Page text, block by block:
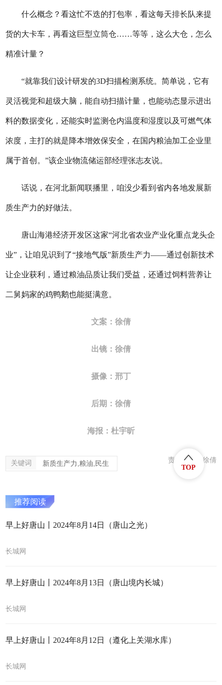
什么概念？看这忙不迭的打包率，看这每天排长队来提
货的大卡车，再看这巨型立筒仓……等等，这么大仓，怎么
精准计量？
“就靠我们设计研发的3D扫描检测系统。简单说，它有
灵活视觉和超级大脑，能自动扫描计量，也能动态显示进出
料的数据变化，还能实时监测仓内温度和湿度以及可燃气体
浓度，主打的就是降本增效保安全，在国内粮油加工企业里
属于首创。”该企业物流储运部经理张志友说。
话说，在河北新闻联播里，咱没少看到省内各地发展新
质生产力的好做法。
唐山海港经济开发区这家“河北省农业产业化重点龙头企
业”，让咱见识到了“接地气版”新质生产力——通过创新技术
让企业获利，通过粮油品质让我们受益，还通过饲料营养让
二舅妈家的鸡鸭鹅也能挺满意。
文案：徐倩
出镜：徐倩
摄像：邢丁
后期：徐倩
海报：杜宇昕
关键词 新质生产力,粮油,民生 责任编辑：徐倩
推荐阅读
早上好唐山丨2024年8月14日（唐山之光）
长城网
早上好唐山丨2024年8月13日（唐山境内长城）
长城网
早上好唐山丨2024年8月12日（遵化上关湖水库）
长城网
TOP